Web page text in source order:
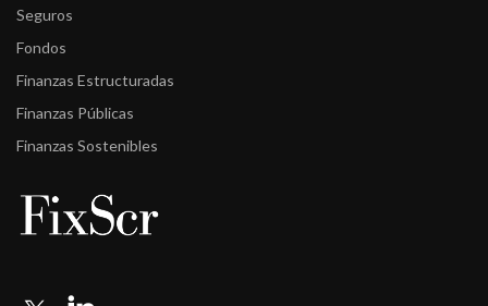
Seguros
Fondos
Finanzas Estructuradas
Finanzas Públicas
Finanzas Sostenibles